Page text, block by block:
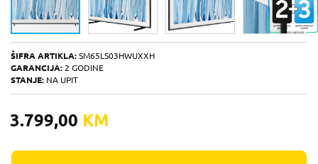
ŠIFRA ARTIKLA: SM65LS03HWUXXH
GARANCIJA: 2 GODINE
STANJE: NA UPIT
3.799,00 KM